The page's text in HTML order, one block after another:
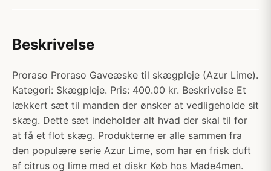
Beskrivelse
Proraso Proraso Gaveæske til skægpleje (Azur Lime).
Kategori: Skægpleje. Pris: 400.00 kr. Beskrivelse Et
lækkert sæt til manden der ønsker at vedligeholde sit
skæg. Dette sæt indeholder alt hvad der skal til for
at få et flot skæg. Produkterne er alle sammen fra
den populære serie Azur Lime, som har en frisk duft
af citrus og lime med et diskr Køb hos Made4men.